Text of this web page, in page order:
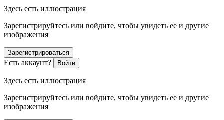
Здесь есть иллюстрация
Зарегистрируйтесь или войдите, чтобы увидеть ее и другие
изображения
Зарегистрироваться
Есть аккаунт? Войти
Здесь есть иллюстрация
Зарегистрируйтесь или войдите, чтобы увидеть ее и другие
изображения